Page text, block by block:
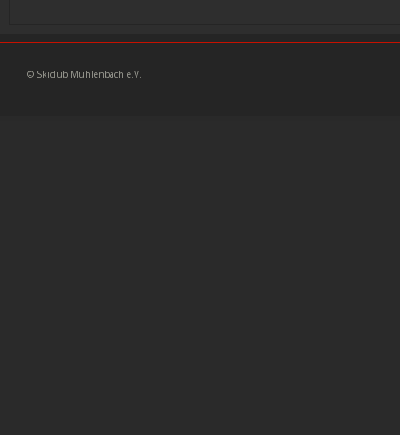
© Skiclub Mühlenbach e.V.